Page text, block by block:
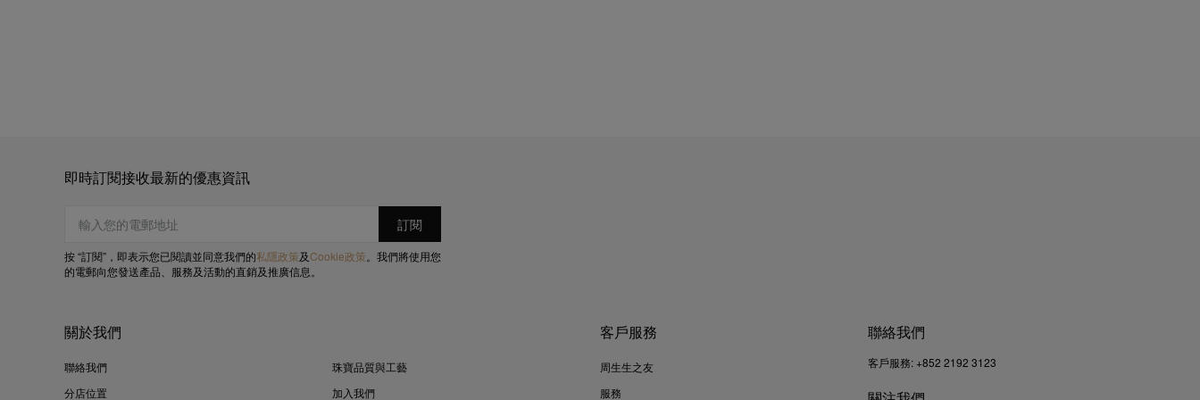
即時訂閱接收最新的優惠資訊
按 “訂閱”，即表示您已閱讀並同意我們的私隱政策及Cookie政策。我們將使用您
的電郵向您發送產品、服務及活動的直銷及推廣信息。
關於我們
聯絡我們
分店位置
珠寶品質與工藝
加入我們
客戶服務
周生生之友
服務
聯絡我們
客戶服務: +852 2192 3123